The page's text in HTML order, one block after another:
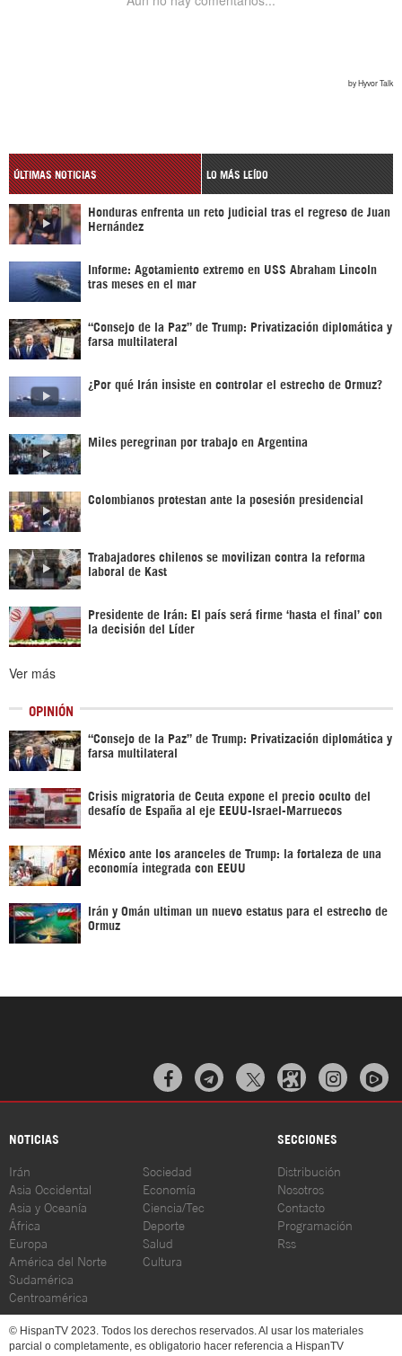
ÚLTIMAS NOTICIAS LO MÁS LEÍDO
Honduras enfrenta un reto judicial tras el regreso de Juan
Hernández
Informe: Agotamiento extremo en USS Abraham Lincoln
tras meses en el mar
“Consejo de la Paz” de Trump: Privatización diplomática y
farsa multilateral
¿Por qué Irán insiste en controlar el estrecho de Ormuz?
Miles peregrinan por trabajo en Argentina
Colombianos protestan ante la posesión presidencial
Trabajadores chilenos se movilizan contra la reforma
laboral de Kast
Presidente de Irán: El país será firme ‘hasta el final’ con
la decisión del Líder
Ver más
OPINIÓN
“Consejo de la Paz” de Trump: Privatización diplomática y
farsa multilateral
Crisis migratoria de Ceuta expone el precio oculto del
desafío de España al eje EEUU-Israel-Marruecos
México ante los aranceles de Trump: la fortaleza de una
economía integrada con EEUU
Irán y Omán ultiman un nuevo estatus para el estrecho de
Ormuz
  
NOTICIAS SECCIONES
Irán
Asia Occidental
Asia y Oceanía
África
Europa
América del Norte
Sudamérica
Centroamérica
Sociedad
Economía
Ciencia/Tec
Deporte
Salud
Cultura
Distribución
Nosotros
Contacto
Programación
Rss
© HispanTV 2023. Todos los derechos reservados. Al usar los materiales
parcial o completamente, es obligatorio hacer referencia a HispanTV